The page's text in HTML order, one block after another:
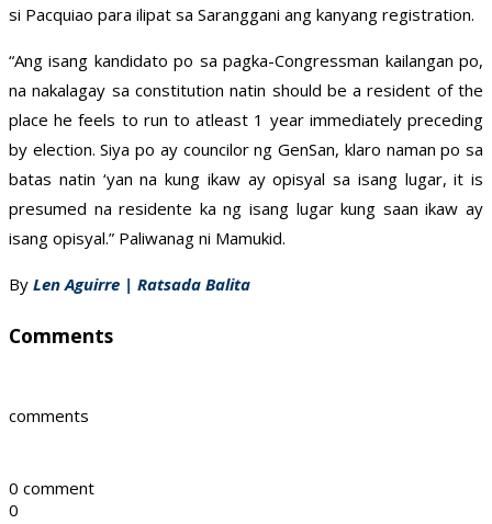
si Pacquiao para ilipat sa Saranggani ang kanyang registration.
“Ang isang kandidato po sa pagka-Congressman kailangan po,
na nakalagay sa constitution natin should be a resident of the
place he feels to run to atleast 1 year immediately preceding
by election. Siya po ay councilor ng GenSan, klaro naman po sa
batas natin ‘yan na kung ikaw ay opisyal sa isang lugar, it is
presumed na residente ka ng isang lugar kung saan ikaw ay
isang opisyal.” Paliwanag ni Mamukid.
By Len Aguirre | Ratsada Balita
Comments
comments
0 comment
0